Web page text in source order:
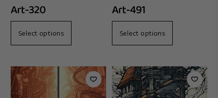
Art-320
Select options
Art-491
Select options